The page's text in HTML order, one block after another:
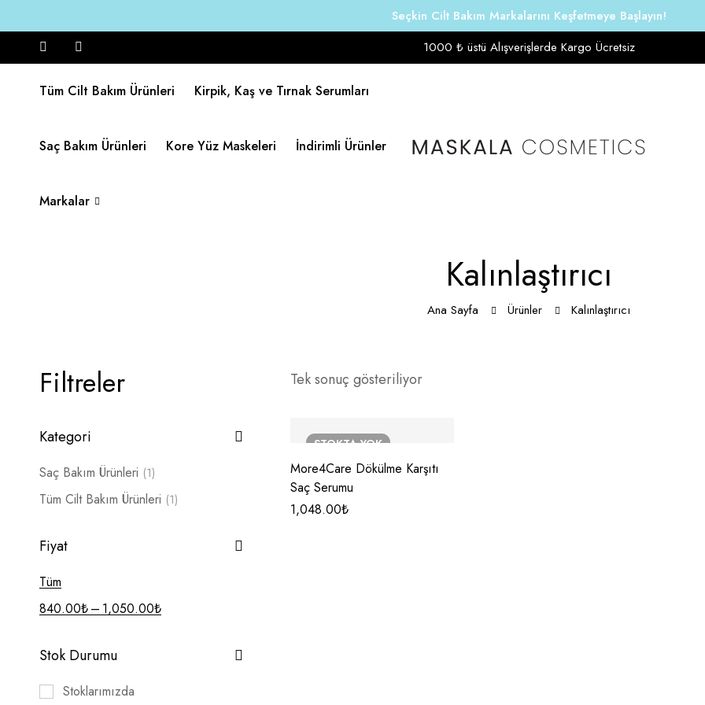
Seçkin Cilt Bakım Markalarını Keşfetmeye Başlayın!
1000 ₺ üstü Alışverişlerde Kargo Ücretsiz
Tüm Cilt Bakım Ürünleri Kirpik, Kaş ve Tırnak Serumları
Saç Bakım Ürünleri Kore Yüz Maskeleri İndirimli Ürünler
Markalar
Kalınlaştırıcı
Ana Sayfa Ürünler Kalınlaştırıcı
Filtreler
Kategori
Saç Bakım Ürünleri (1)
Tüm Cilt Bakım Ürünleri (1)
Fiyat
Tüm
840.00₺– 1,050.00₺
Stok Durumu
Stoklarımızda
Tek sonuç gösteriliyor
STOKTA YOK
More4Care Dökülme Karşıtı
Saç Serumu
1,048.00₺